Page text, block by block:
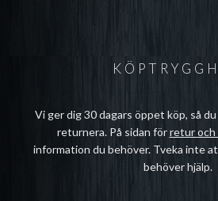
Vi ger dig 30 dagars öppet köp, så
returnera. På sidan förretur och
information du behöver. Tveka inte
behöver hjälp.